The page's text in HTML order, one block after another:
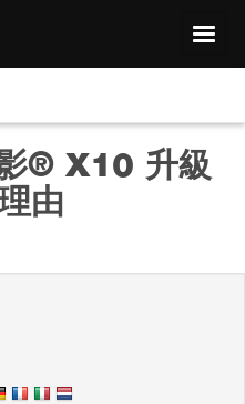
® X10 升級
由